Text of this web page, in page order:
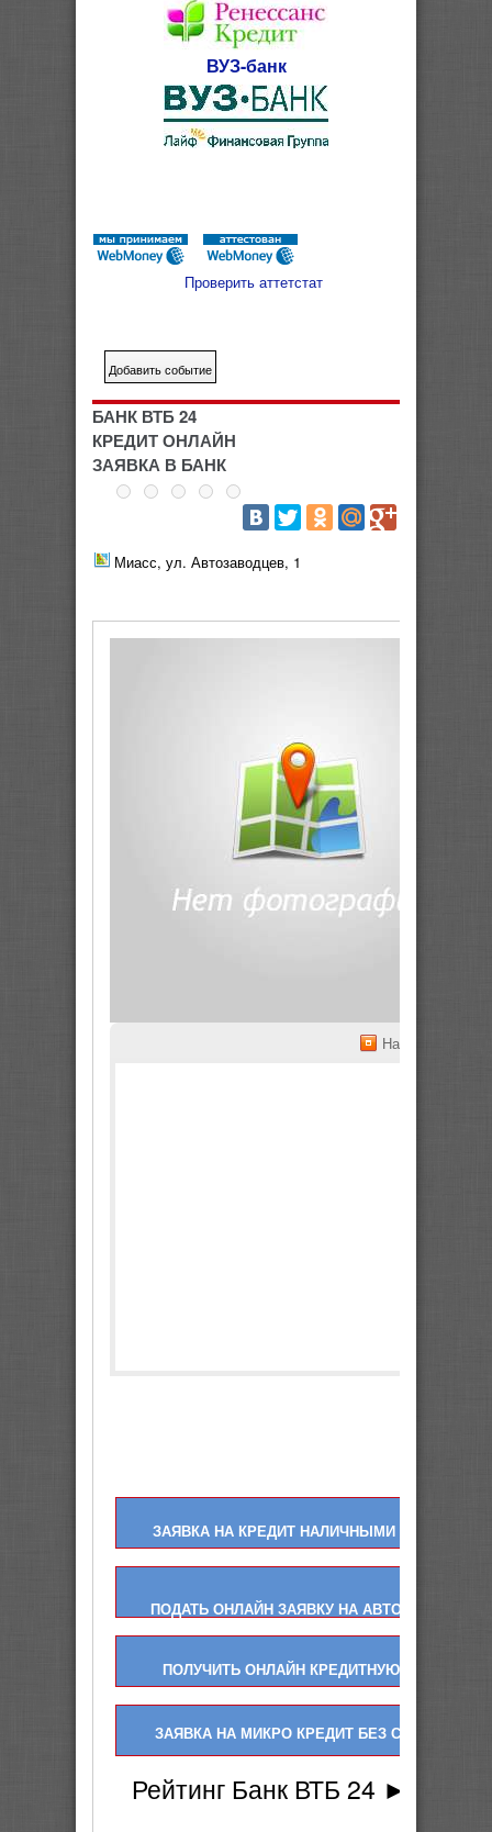
ВУЗ-банк
Проверить аттетстат
БАНК ВТБ 24
КРЕДИТ ОНЛАЙН
ЗАЯВКА В БАНК
Миасс, ул. Автозаводцев, 1
На весь экран
ЗАЯВКА НА КРЕДИТ НАЛИЧНЫМИ ОНЛАЙН
ПОДАТЬ ОНЛАЙН ЗАЯВКУ НА АВТО КРЕДИТ
ПОЛУЧИТЬ ОНЛАЙН КРЕДИТНУЮ КАРТУ
ЗАЯВКА НА МИКРО КРЕДИТ БЕЗ СПРАВОК
Рейтинг Банк ВТБ 24 ►